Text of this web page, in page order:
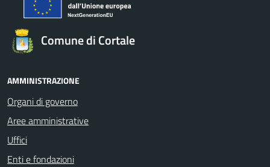
Comune di Cortale
AMMINISTRAZIONE
Organi di governo
Aree amministrative
Uffici
Enti e fondazioni